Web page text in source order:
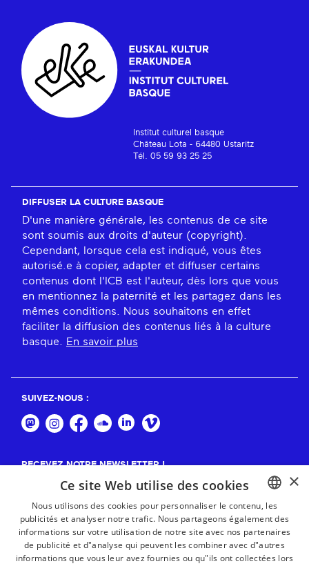
Institut culturel basque
Château Lota - 64480 Ustaritz
Tél. 05 59 93 25 25
DIFFUSER LA CULTURE BASQUE
D'une manière générale, les contenus de ce site
sont soumis aux droits d'auteur (copyright).
Cependant, lorsque cela est indiqué, vous êtes
autorisé.e à copier, adapter et diffuser certains
contenus dont l'ICB est l'auteur, dès lors que vous
en mentionnez la paternité et les partagez dans les
mêmes conditions. Nous souhaitons en effet
faciliter la diffusion des contenus liés à la culture
basque.
En savoir plus
SUIVEZ-NOUS :
RECEVEZ NOTRE NEWSLETTER !
BASQUE
FRENCH
×
Ce site Web utilise des cookies
Nous utilisons des cookies pour personnaliser le contenu, les
publicités et analyser notre trafic. Nous partageons également des
informations sur votre utilisation de notre site avec nos partenaires
de publicité et d"analyse qui peuvent les combiner avec d"autres
informations que vous leur avez fournies ou qu"ils ont collectées lors